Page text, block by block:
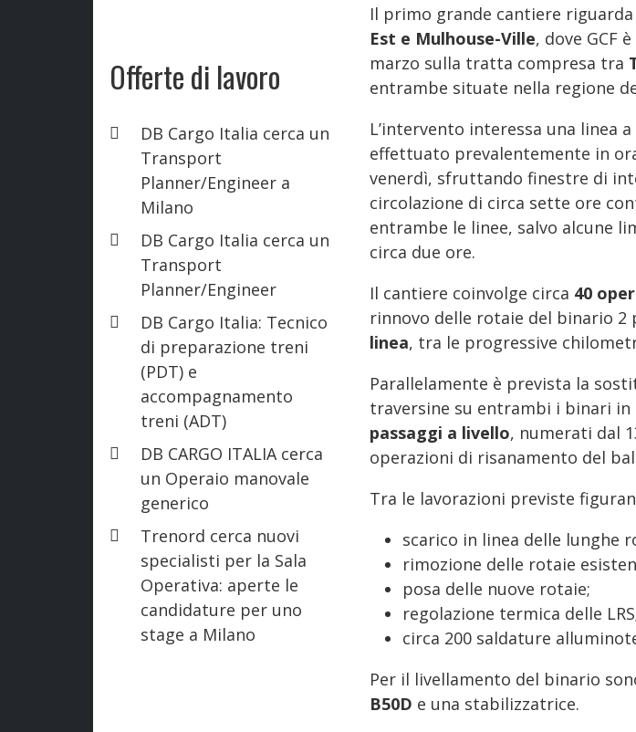
Offerte di lavoro
DB Cargo Italia cerca un
Transport
Planner/Engineer a
Milano
DB Cargo Italia cerca un
Transport
Planner/Engineer
DB Cargo Italia: Tecnico
di preparazione treni
(PDT) e
accompagnamento
treni (ADT)
DB CARGO ITALIA cerca
un Operaio manovale
generico
Trenord cerca nuovi
specialisti per la Sala
Operativa: aperte le
candidature per uno
stage a Milano
Il primo grande cantiere riguarda
Est e Mulhouse-Ville, dove GCF
marzo sulla tratta compresa tra
entrambe situate nella regione
L’intervento interessa una linea
effettuato prevalentemente in
venerdì, sfruttando finestre di
circolazione di circa sette ore
entrambe le linee, salvo alcune
circa due ore.
Il cantiere coinvolge circa 40
rinnovo delle rotaie del binario 2
linea, tra le progressive
Parallelamente è prevista la
traversine su entrambi i binari in
passaggi a livello, numerati dal
operazioni di risanamento del
Tra le lavorazioni previste
scarico in linea delle lunghe
rimozione delle rotaie
posa delle nuove rotaie;
regolazione termica delle
circa 200 saldature
Per il livellamento del binario
B50D e una stabilizzatrice.